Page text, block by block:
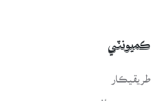
ڪميونٽي
طريقيڪار
عمومي سوال